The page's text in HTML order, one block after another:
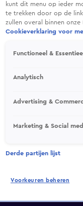
kunt dit menu op ieder
te trekken door op de
zullen overal binnen
Cookieverklaring voor
Functioneel & Essentieel
Analytisch
Advertising &
Marketing & Social
Derde partijen lijst
Voorkeuren beheren